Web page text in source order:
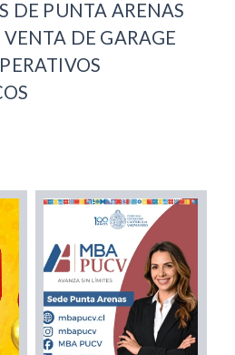
DE PUNTA ARENAS
DE GARAGE